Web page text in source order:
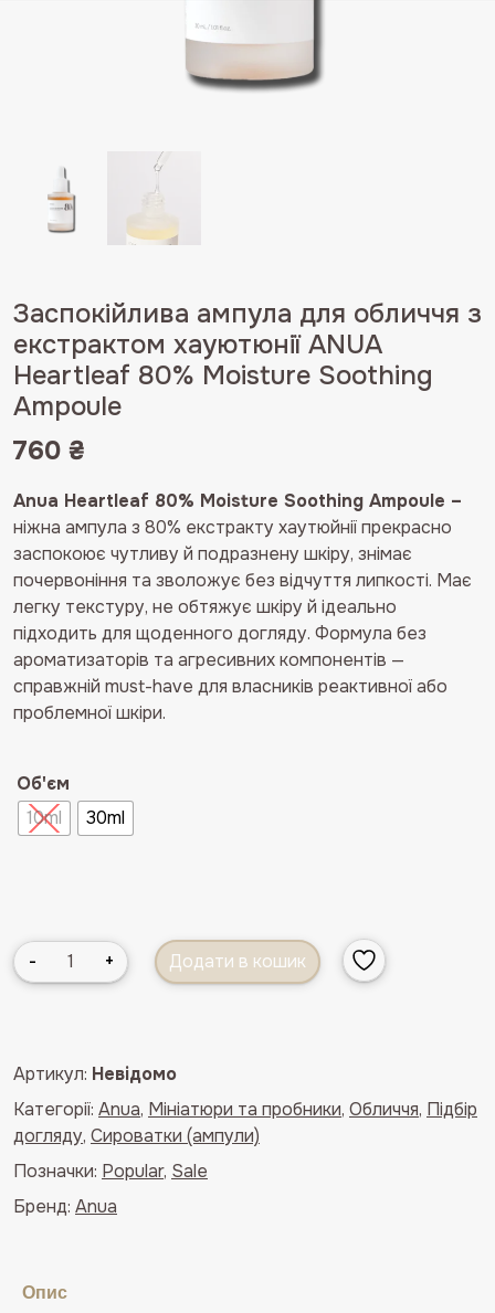
Заспокійлива ампула для обличчя з
екстрактом хауютюнії ANUA
Heartleaf 80% Moisture Soothing
Ampoule
760 ₴
Anua Heartleaf 80% Moisture Soothing Ampoule –
ніжна ампула з 80% екстракту хаутюйнії прекрасно
заспокоює чутливу й подразнену шкіру, знімає
почервоніння та зволожує без відчуття липкості. Має
легку текстуру, не обтяжує шкіру й ідеально
підходить для щоденного догляду. Формула без
ароматизаторів та агресивних компонентів —
справжній must-have для власників реактивної або
проблемної шкіри.
Об'єм
10ml
30ml
Заспокійлива
ампула
екстрактом
хауютюнії
ANUA
Heartleaf
Moisture
кількість
- + Додати в кошик
Артикул: Невідомо
Категорії: Anua, Мініатюри та пробники, Обличчя, Підбір
догляду, Сироватки (ампули)
Позначки: Popular, Sale
Бренд: Anua
Опис